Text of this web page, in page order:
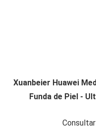
Xuanbeier Huawei
Funda de Piel -